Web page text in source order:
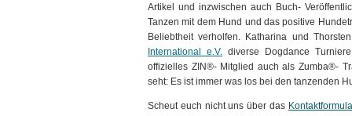
Artikel und inzwischen auch Buch-
Tanzen mit dem Hund und das positive
Beliebtheit verholfen. Katharina und
International e.V.diverse Dogdance
offizielles ZIN®- Mitglied auch als Zumba®-
seht: Es ist immer was los bei den tanzenden
Scheut euch nicht uns über das